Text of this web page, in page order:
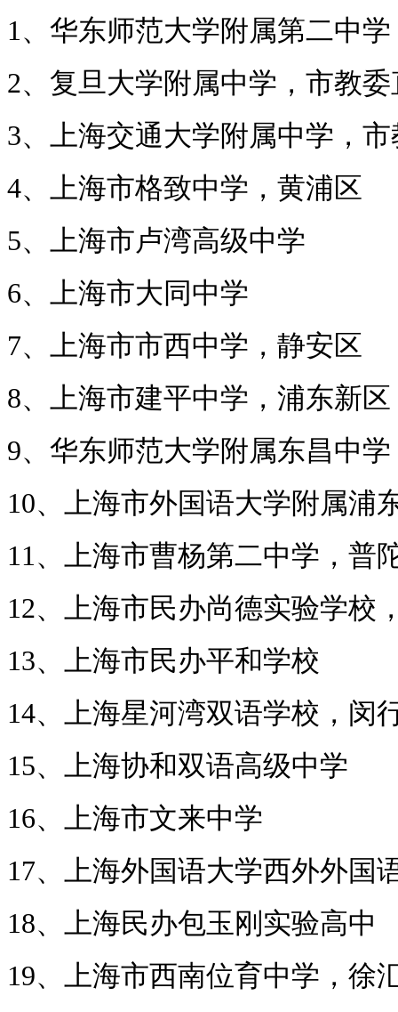
1、华东师范大学附属第二中
2、复旦大学附属中学，市教委
3、上海交通大学附属中学，
4、上海市格致中学，黄浦区
5、上海市卢湾高级中学
6、上海市大同中学
7、上海市市西中学，静安区
8、上海市建平中学，浦东新区
9、华东师范大学附属东昌中学
10、上海市外国语大学附属浦
11、上海市曹杨第二中学，普
12、上海市民办尚德实验学校
13、上海市民办平和学校
14、上海星河湾双语学校，闵
15、上海协和双语高级中学
16、上海市文来中学
17、上海外国语大学西外外国
18、上海民办包玉刚实验高中
19、上海市西南位育中学，徐